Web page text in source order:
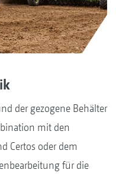
der gezogene Behälter
mit den
Certos oder dem
für die